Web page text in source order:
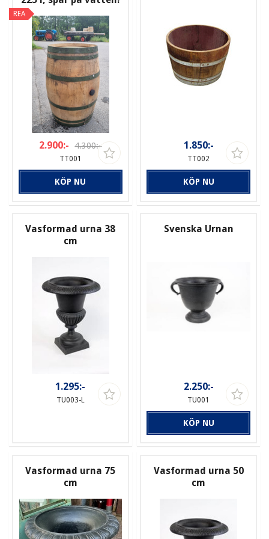
REA
2.900:- 4.300:-
TT001
KÖP NU
1.850:-
TT002
KÖP NU
Vasformad urna 38
cm
1.295:-
TU003-L
Svenska Urnan
2.250:-
TU001
KÖP NU
Vasformad urna 75
cm
Vasformad urna 50
cm